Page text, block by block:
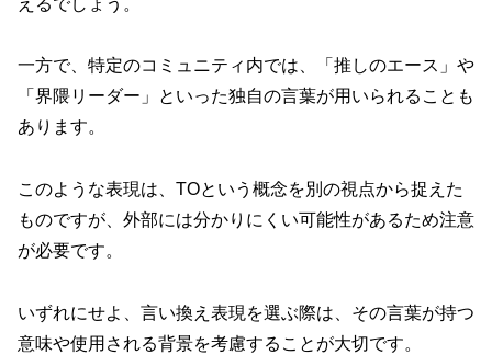
一方で、特定のコミュニティ内では、「推しのエース」や
「界隈リーダー」といった独自の言葉が用いられることも
あります。
このような表現は、TOという概念を別の視点から捉えた
ものですが、外部には分かりにくい可能性があるため注意
が必要です。
いずれにせよ、言い換え表現を選ぶ際は、その言葉が持つ
意味や使用される背景を考慮することが大切です。